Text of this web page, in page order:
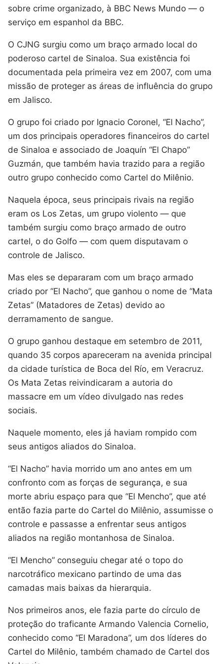
sobre crime organizado, à BBC News Mundo — o
serviço em espanhol da BBC.
O CJNG surgiu como um braço armado local do
poderoso cartel de Sinaloa. Sua existência foi
documentada pela primeira vez em 2007, com uma
missão de proteger as áreas de influência do grupo
em Jalisco.
O grupo foi criado por Ignacio Coronel, “El Nacho”,
um dos principais operadores financeiros do cartel
de Sinaloa e associado de Joaquín “El Chapo”
Guzmán, que também havia trazido para a região
outro grupo conhecido como Cartel do Milênio.
Naquela época, seus principais rivais na região
eram os Los Zetas, um grupo violento — que
também surgiu como braço armado de outro
cartel, o do Golfo — com quem disputavam o
controle de Jalisco.
Mas eles se depararam com um braço armado
criado por “El Nacho”, que ganhou o nome de “Mata
Zetas” (Matadores de Zetas) devido ao
derramamento de sangue.
O grupo ganhou destaque em setembro de 2011,
quando 35 corpos apareceram na avenida principal
da cidade turística de Boca del Río, em Veracruz.
Os Mata Zetas reivindicaram a autoria do
massacre em um vídeo divulgado nas redes
sociais.
Naquele momento, eles já haviam rompido com
seus antigos aliados do Sinaloa.
“El Nacho” havia morrido um ano antes em um
confronto com as forças de segurança, e sua
morte abriu espaço para que “El Mencho”, que até
então fazia parte do Cartel do Milênio, assumisse o
controle e passasse a enfrentar seus antigos
aliados na região montanhosa de Sinaloa.
“El Mencho” conseguiu chegar até o topo do
narcotráfico mexicano partindo de uma das
camadas mais baixas da hierarquia.
Nos primeiros anos, ele fazia parte do círculo de
proteção do traficante Armando Valencia Cornelio,
conhecido como “El Maradona”, um dos líderes do
Cartel do Milênio, também chamado de Cartel dos